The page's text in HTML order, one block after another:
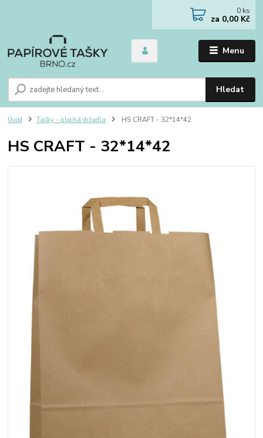
Menu
Hledat
0 ks
za 0,00 Kč
Úvod Tašky - plochá držadla HS CRAFT - 32*14*42
HS CRAFT - 32*14*42